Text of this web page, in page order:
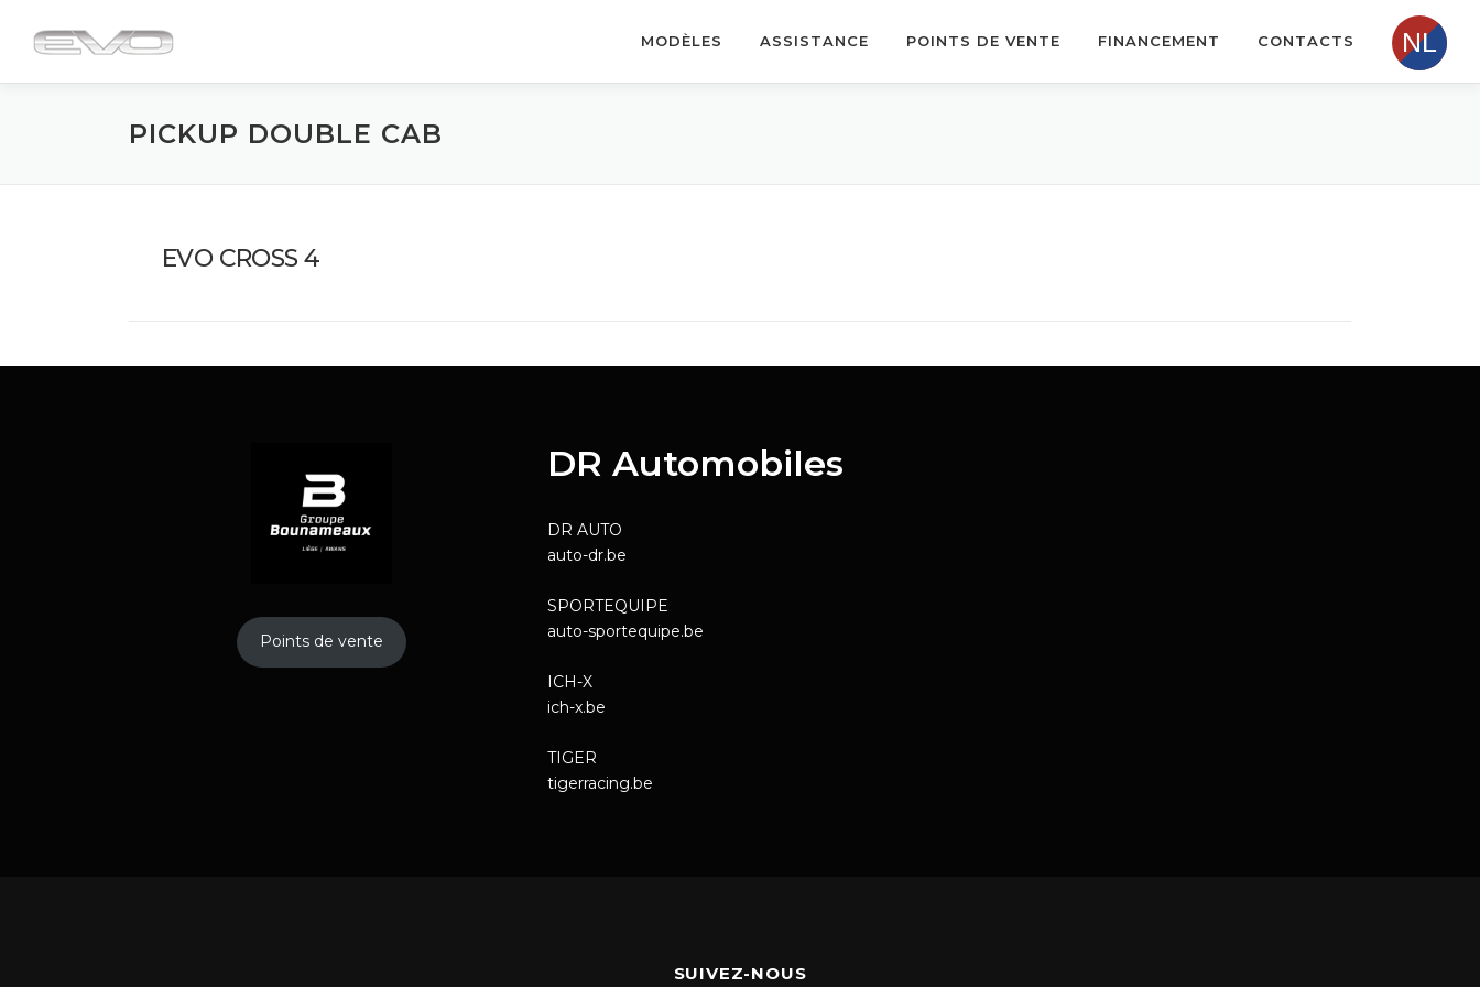
contenuto
MODÈLES ASSISTANCE POINTS DE VENTE FINANCEMENT CONTACTS
PICKUP DOUBLE CAB
EVO CROSS 4
Points de vente
DR Automobiles
DR AUTO
auto-dr.be
SPORTEQUIPE
auto-sportequipe.be
ICH-X
ich-x.be
TIGER
tigerracing.be
SUIVEZ-NOUS